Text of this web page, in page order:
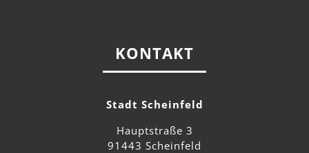
KONTAKT
Stadt Scheinfeld
Hauptstraße 3
91443 Scheinfeld